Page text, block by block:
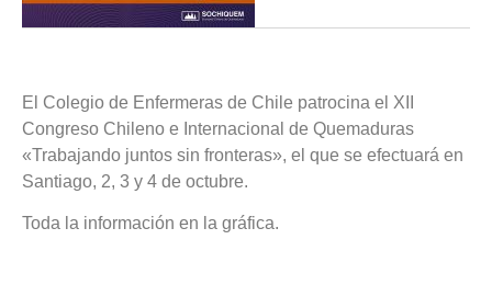
El Colegio de Enfermeras de Chile patrocina el XII
Congreso Chileno e Internacional de Quemaduras
«Trabajando juntos sin fronteras», el que se efectuará en
Santiago, 2, 3 y 4 de octubre.
Toda la información en la gráfica.